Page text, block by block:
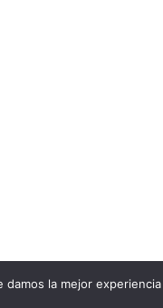
damos la mejor